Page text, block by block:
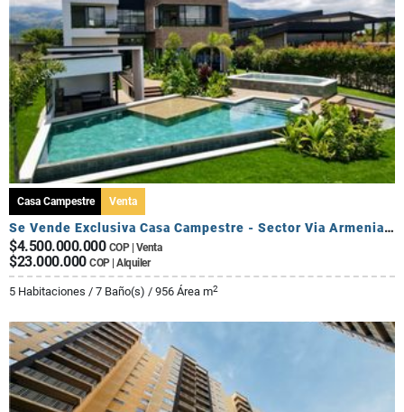
Casa Campestre Venta
Se Vende Exclusiva Casa Campestre - Sector Via Armenia Calarca
$4.500.000.000 COP | Venta
$23.000.000 COP | Alquiler
5 Habitaciones / 7 Baño(s) / 956 Área m2